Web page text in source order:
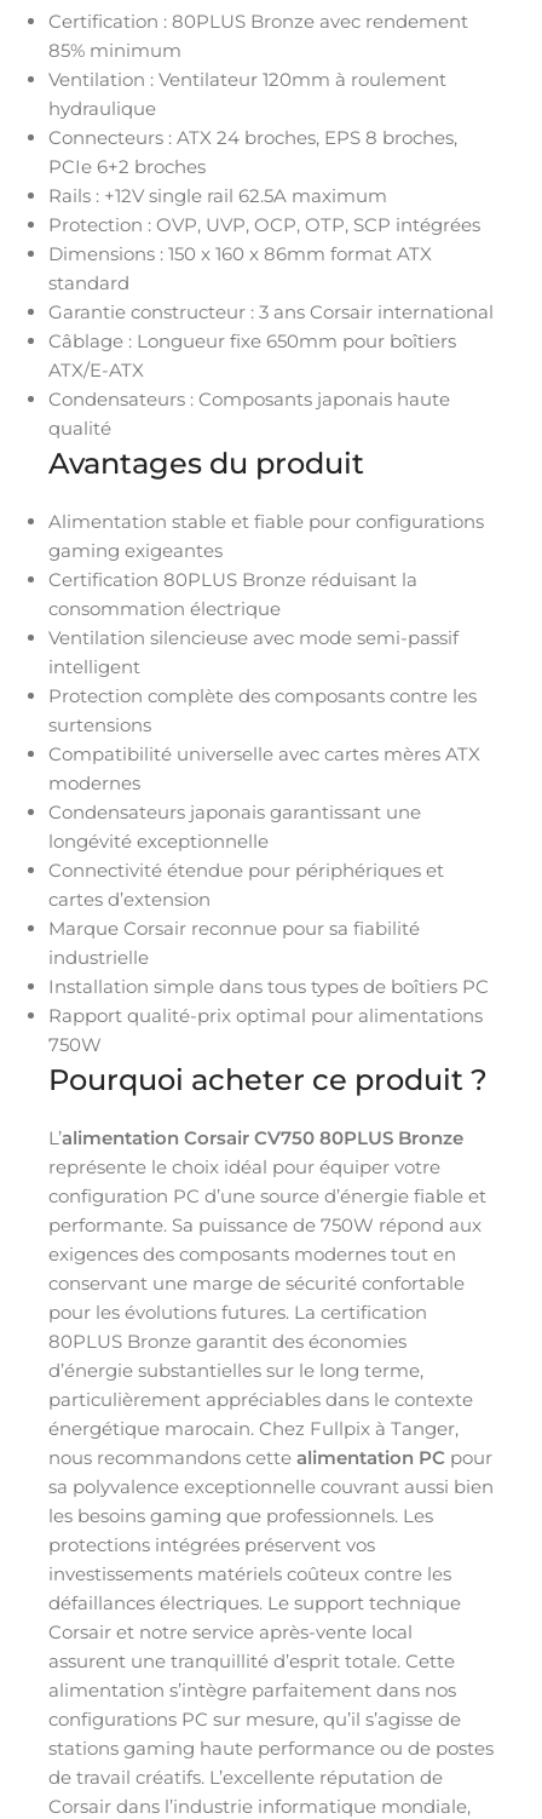
Certification : 80PLUS Bronze avec rendement
85% minimum
Ventilation : Ventilateur 120mm à roulement
hydraulique
Connecteurs : ATX 24 broches, EPS 8 broches,
PCIe 6+2 broches
Rails : +12V single rail 62.5A maximum
Protection : OVP, UVP, OCP, OTP, SCP intégrées
Dimensions : 150 x 160 x 86mm format ATX
standard
Garantie constructeur : 3 ans Corsair international
Câblage : Longueur fixe 650mm pour boîtiers
ATX/E-ATX
Condensateurs : Composants japonais haute
qualité
Avantages du produit
Alimentation stable et fiable pour configurations
gaming exigeantes
Certification 80PLUS Bronze réduisant la
consommation électrique
Ventilation silencieuse avec mode semi-passif
intelligent
Protection complète des composants contre les
surtensions
Compatibilité universelle avec cartes mères ATX
modernes
Condensateurs japonais garantissant une
longévité exceptionnelle
Connectivité étendue pour périphériques et
cartes d’extension
Marque Corsair reconnue pour sa fiabilité
industrielle
Installation simple dans tous types de boîtiers PC
Rapport qualité-prix optimal pour alimentations
750W
Pourquoi acheter ce produit ?
L’alimentation Corsair CV750 80PLUS Bronze
représente le choix idéal pour équiper votre
configuration PC d’une source d’énergie fiable et
performante. Sa puissance de 750W répond aux
exigences des composants modernes tout en
conservant une marge de sécurité confortable
pour les évolutions futures. La certification
80PLUS Bronze garantit des économies
d’énergie substantielles sur le long terme,
particulièrement appréciables dans le contexte
énergétique marocain. Chez Fullpix à Tanger,
nous recommandons cette alimentation PC pour
sa polyvalence exceptionnelle couvrant aussi bien
les besoins gaming que professionnels. Les
protections intégrées préservent vos
investissements matériels coûteux contre les
défaillances électriques. Le support technique
Corsair et notre service après-vente local
assurent une tranquillité d’esprit totale. Cette
alimentation s’intègre parfaitement dans nos
configurations PC sur mesure, qu’il s’agisse de
stations gaming haute performance ou de postes
de travail créatifs. L’excellente réputation de
Corsair dans l’industrie informatique mondiale,